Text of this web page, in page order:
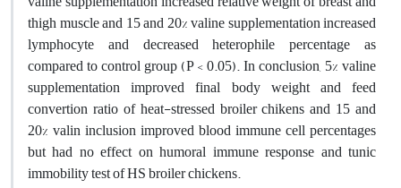
thigh muscle and 15 and 20% valine supplementation increased
lymphocyte and decreased heterophile percentage as
compared to control group (P < 0.05). In conclusion, 5% valine
supplementation improved final body weight and feed
convertion ratio of heat-stressed broiler chikens and 15 and
20% valin inclusion improved blood immune cell percentages
but had no effect on humoral immune response and tunic
immobility test of HS broiler chickens.